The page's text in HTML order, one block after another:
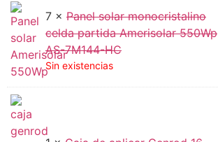
7 × Panel solar monocristalino
celda partida Amerisolar 550Wp
AS-7M144-HC
Sin existencias